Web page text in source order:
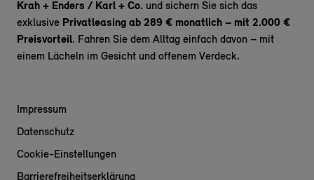
Krah + Enders / Karl + Co. und sichern Sie sich das
exklusive Privatleasing ab 289 € monatlich – mit 2.000 €
Preisvorteil. Fahren Sie dem Alltag einfach davon – mit
einem Lächeln im Gesicht und offenem Verdeck.
Impressum
Datenschutz
Cookie-Einstellungen
Barrierefreiheitserklärung